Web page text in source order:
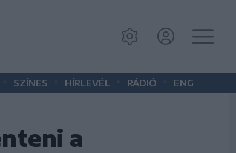
SZÍNES HÍRLEVÉL RÁDIÓ ENG
a